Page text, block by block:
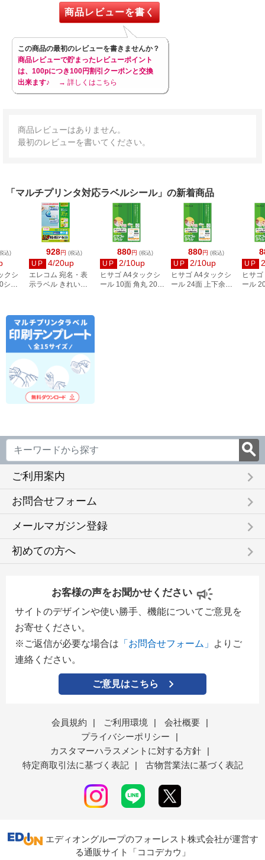
商品レビューを書く
この商品の最初のレビューを書きませんか？
商品レビューで貯まったレビューポイント
は、100pにつき100円割引クーポンと交換
出来ます♪
→ 詳しくはこちら
商品レビューはありません。
最初のレビューを書いてください。
「マルチプリンタ対応ラベルシール」の新着商品
928円 (税込)
UP 4/20up
エレコム 宛名・表
示ラベル きれい貼
880円 (税込)
UP 2/10up
ヒサゴ A4タックシ
ール 10面 角丸 20シ
880円 (税込)
UP 2/10up
ヒサゴ A4タックシ
ール 24面 上下余白
UP
ヒサ
ール
込)
クシ
シー
ご利用案内 keyboard_arrow_right
お問合せフォーム keyboard_arrow_right
メールマガジン登録 keyboard_arrow_right
初めての方へ keyboard_arrow_right
お客様の声をお聞かせください
サイトのデザインや使い勝手、機能についてご意見を
お寄せください。
※ご返信が必要な場合は 「お問合せフォーム」
よりご
連絡ください。
ご意見はこちら
会員規約 | ご利用環境 | 会社概要
|
プライバシーポリシー
|
カスタマーハラスメントに対する方針
|
特定商取引法に基づく表記
| 古物営業法に基づく表記
エディオングループのフォーレスト株式会社が運営す
る通販サイト「ココデカウ」